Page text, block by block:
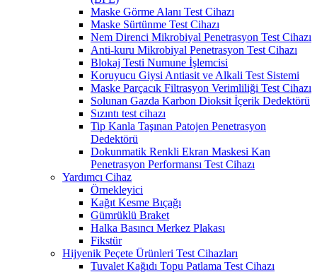
Maske Görme Alanı Test Cihazı
Maske Sürtünme Test Cihazı
Nem Direnci Mikrobiyal Penetrasyon Test Cihazı
Anti-kuru Mikrobiyal Penetrasyon Test Cihazı
Blokaj Testi Numune İşlemcisi
Koruyucu Giysi Antiasit ve Alkali Test Sistemi
Maske Parçacık Filtrasyon Verimliliği Test Cihazı
Solunan Gazda Karbon Dioksit İçerik Dedektörü
Sızıntı test cihazı
Tip Kanla Taşınan Patojen Penetrasyon
Dedektörü
Dokunmatik Renkli Ekran Maskesi Kan
Penetrasyon Performansı Test Cihazı
Yardımcı Cihaz
Örnekleyici
Kağıt Kesme Bıçağı
Gümrüklü Braket
Halka Basıncı Merkez Plakası
Fikstür
Hijyenik Peçete Ürünleri Test Cihazları
Tuvalet Kağıdı Topu Patlama Test Cihazı